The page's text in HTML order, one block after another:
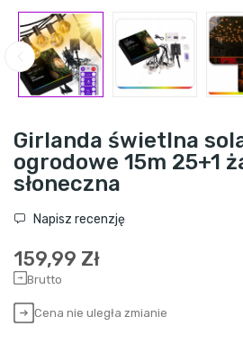
Girlanda świetlna
ogrodowe 15m 25+1
słoneczna
Napisz recenzję
159,99 Zł
Brutto
Cena nie uległa zmianie